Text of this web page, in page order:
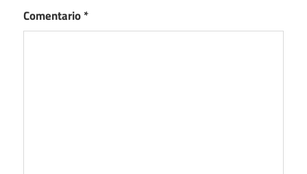
Comentario*